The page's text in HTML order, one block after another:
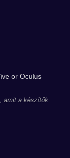
or Oculus
amit a készítők